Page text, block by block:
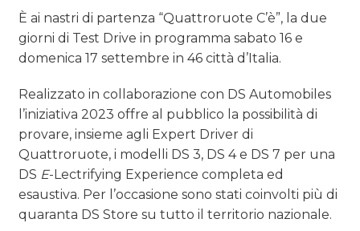
CASE HISTORY
È ai nastri di partenza “Quattroruote C’è”, la due
giorni di Test Drive in programma sabato 16 e
domenica 17 settembre in 46 città d’Italia.
Realizzato in collaborazione con DS Automobiles
l’iniziativa 2023 offre al pubblico la possibilità di
provare, insieme agli Expert Driver di
Quattroruote, i modelli DS 3, DS 4 e DS 7 per una
DS E-Lectrifying Experience completa ed
esaustiva. Per l’occasione sono stati coinvolti più di
quaranta DS Store su tutto il territorio nazionale.